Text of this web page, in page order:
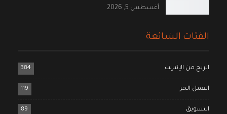
أغسطس 5, 2026
الفئات الشائعة
الربح من الإنترنت 384
العمل الحر 119
التسويق 89